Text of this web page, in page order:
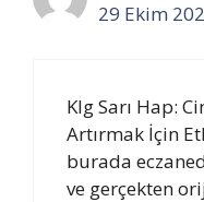
29 Ekim
Klg Sarı Hap:
Artırmak İçin
burada
ve gerçekten